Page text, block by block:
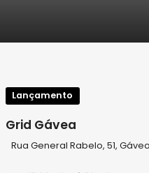
Lançamento
Grid Gávea
Rua General Rabelo, 51,